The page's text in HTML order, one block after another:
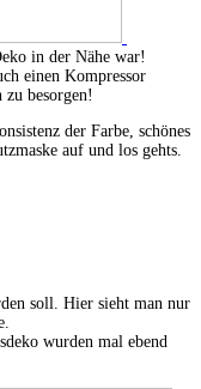
in der Nähe war!
einen Kompressor
besorgen!
der Farbe, schönes
auf und los gehts.
soll. Hier sieht man nur
wurden mal ebend